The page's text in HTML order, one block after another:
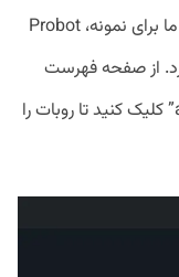
Discord که در بالا ذکر شد پیدا کنید. ما برای نمونه، Probot
از صفحه فهرست
روبات، روی “Invite” یا “add to server” کلیک کنید تا روبات را